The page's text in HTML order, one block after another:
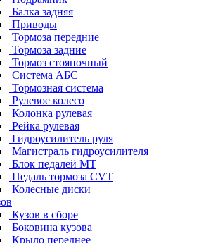
Балка задняя
Приводы
Тормоза передние
Тормоза задние
Тормоз стояночный
Система АБС
Тормозная система
Рулевое колесо
Колонка рулевая
Рейка рулевая
Гидроусилитель руля
Магистраль гидроусилителя
Блок педалей МТ
Педаль тормоза CVT
Колесные диски
Кузов в сборе
Боковина кузова
Крыло переднее